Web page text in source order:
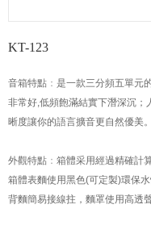
KT-123
音箱特點 ： 是一款三分頻五單元的
非常好,低頻飽滿結實下潛深沉
晰度讓你的語言擴音更自然優美。
外觀特點 ： 箱體采用經過精確計算
箱體表麵使用黑色(可定製)環保水
背麵簡易接線拄，麵罩使用高透